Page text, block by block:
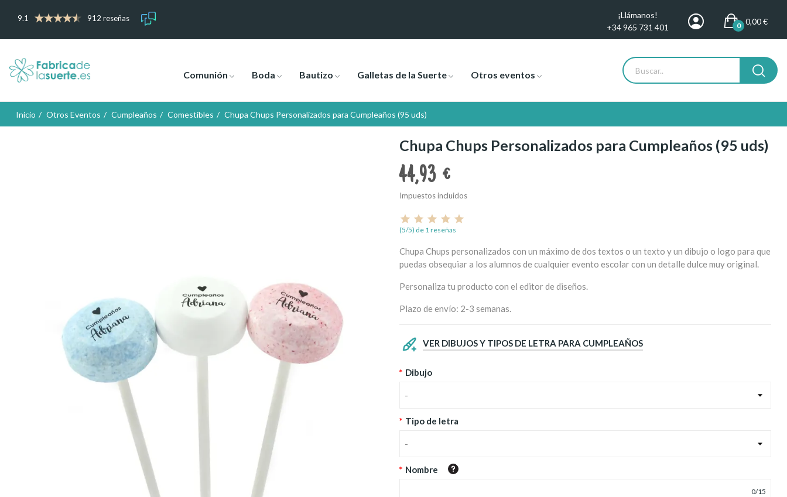
9.1 912 reseñas
¡Llámanos!
+34 965 731 401
0,00 €
0
Comunión Boda Bautizo Galletas de la Suerte Otros eventos
Inicio Otros Eventos Cumpleaños Comestibles Chupa Chups Personalizados para Cumpleaños (95 uds)
Chupa Chups Personalizados para Cumpleaños (95 uds)
44,93 €
Impuestos incluidos
(5/5) de 1 reseñas
Chupa Chups personalizados con un máximo de dos textos o un texto y un dibujo o logo para que
puedas obsequiar a los alumnos de cualquier evento escolar con un detalle dulce muy original.
Personaliza tu producto con el editor de diseños.
Plazo de envío: 2-3 semanas.
VER DIBUJOS Y TIPOS DE LETRA PARA CUMPLEAÑOS
* Dibujo
-
* Tipo de letra
-
* Nombre
0/15